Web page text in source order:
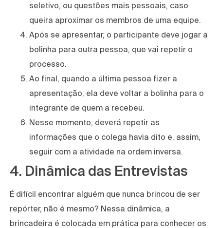
seletivo, ou questões mais pessoais, caso
queira aproximar os membros de uma equipe.
Após se apresentar, o participante deve jogar a
bolinha para outra pessoa, que vai repetir o
processo.
Ao final, quando a última pessoa fizer a
apresentação, ela deve voltar a bolinha para o
integrante de quem a recebeu.
Nesse momento, deverá repetir as
informações que o colega havia dito e, assim,
seguir com a atividade na ordem inversa.
4. Dinâmica das Entrevistas
É difícil encontrar alguém que nunca brincou de ser
repórter, não é mesmo? Nessa dinâmica, a
brincadeira é colocada em prática para conhecer os